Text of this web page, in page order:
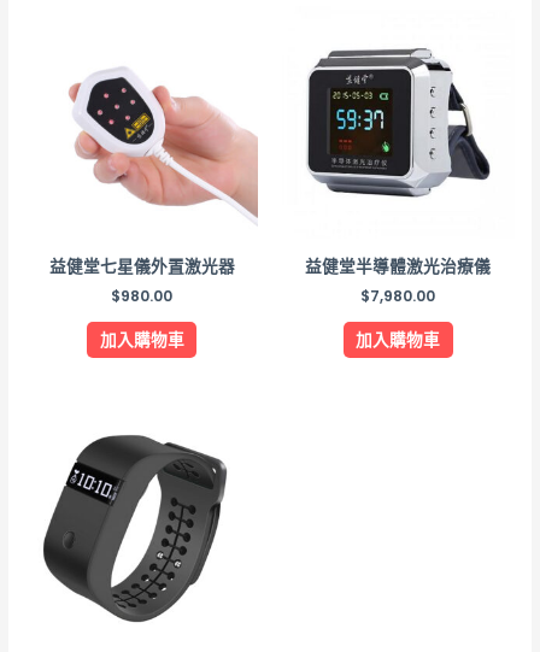
益健堂七星儀外置激光器
$980.00
加入購物車
益健堂半導體激光治療儀
$7,980.00
加入購物車